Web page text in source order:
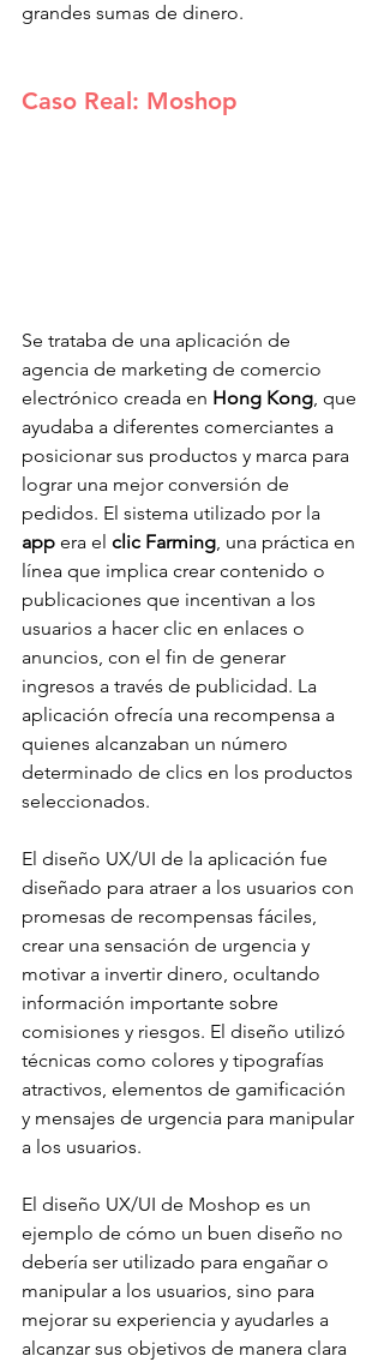
grandes sumas de dinero.
Caso Real: Moshop
Se trataba de una aplicación de
agencia de marketing de comercio
electrónico creada en Hong Kong, que
ayudaba a diferentes comerciantes a
posicionar sus productos y marca para
lograr una mejor conversión de
pedidos. El sistema utilizado por la
app era el clic Farming, una práctica en
línea que implica crear contenido o
publicaciones que incentivan a los
usuarios a hacer clic en enlaces o
anuncios, con el fin de generar
ingresos a través de publicidad. La
aplicación ofrecía una recompensa a
quienes alcanzaban un número
determinado de clics en los productos
seleccionados.
El diseño UX/UI de la aplicación fue
diseñado para atraer a los usuarios con
promesas de recompensas fáciles,
crear una sensación de urgencia y
motivar a invertir dinero, ocultando
información importante sobre
comisiones y riesgos. El diseño utilizó
técnicas como colores y tipografías
atractivos, elementos de gamificación
y mensajes de urgencia para manipular
a los usuarios.
El diseño UX/UI de Moshop es un
ejemplo de cómo un buen diseño no
debería ser utilizado para engañar o
manipular a los usuarios, sino para
mejorar su experiencia y ayudarles a
alcanzar sus objetivos de manera clara